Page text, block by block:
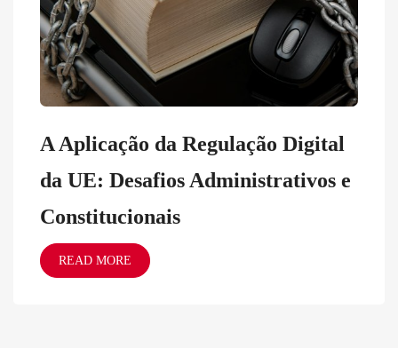
A Aplicação da Regulação Digital
da UE: Desafios Administrativos e
Constitucionais
READ MORE